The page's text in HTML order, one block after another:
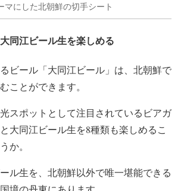
マにした北朝鮮の切手シート
同江ビール生を楽しめる
ビール「大同江ビール」は、北朝鮮で
ことができます。
スポットとして注目されているビアガ
大同江ビール生を8種類も楽しめるこ
か。
ル生を、北朝鮮以外で唯一堪能できる